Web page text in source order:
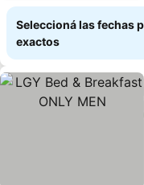
Seleccioná las fechas
exactos